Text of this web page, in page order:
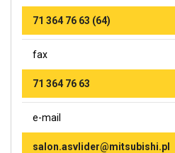
71 364 76 63 (64)
fax
71 364 76 63
e-mail
salon.asvlider@mitsubishi.pl